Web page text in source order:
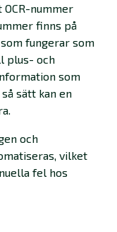
nummer
finns på
fungerar som
plus- och
som
sätt kan en
och
vilket
fel hos